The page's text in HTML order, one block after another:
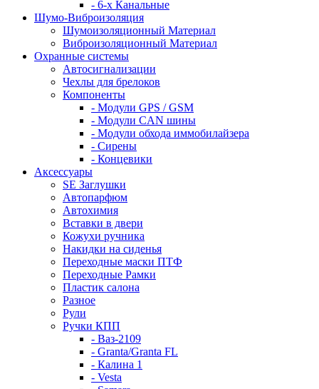
- 6-х Канальные
Шумо-Виброизоляция
Шумоизоляционный Материал
Виброизоляционный Материал
Охранные системы
Автосигнализации
Чехлы для брелоков
Компоненты
- Модули GPS / GSM
- Модули CAN шины
- Модули обхода иммобилайзера
- Сирены
- Концевики
Аксессуары
SE Заглушки
Автопарфюм
Автохимия
Вставки в двери
Кожухи ручника
Накидки на сиденья
Переходные маски ПТФ
Переходные Рамки
Пластик салона
Разное
Рули
Ручки КПП
- Ваз-2109
- Granta/Granta FL
- Калина 1
- Vesta